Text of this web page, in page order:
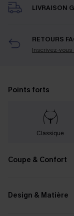
LIVRAISON
RETOURS
Inscrivez-
Points forts
Classique
Coupe & Confort
Design & Matière